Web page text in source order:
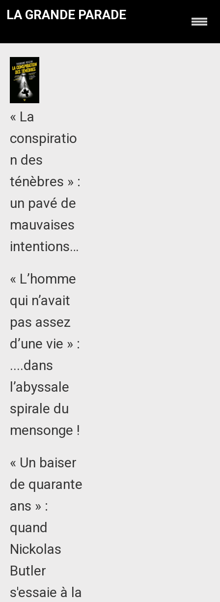
LA GRANDE PARADE
« La
conspiratio
n des
ténèbres » :
un pavé de
mauvaises
intentions…
« L’homme
qui n’avait
pas assez
d’une vie » :
....dans
l’abyssale
spirale du
mensonge !
« Un baiser
de quarante
ans » :
quand
Nickolas
Butler
s'essaie à la